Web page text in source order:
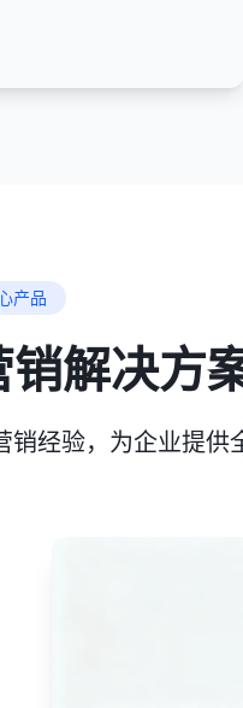
产品
解决方
经验，为企业提供